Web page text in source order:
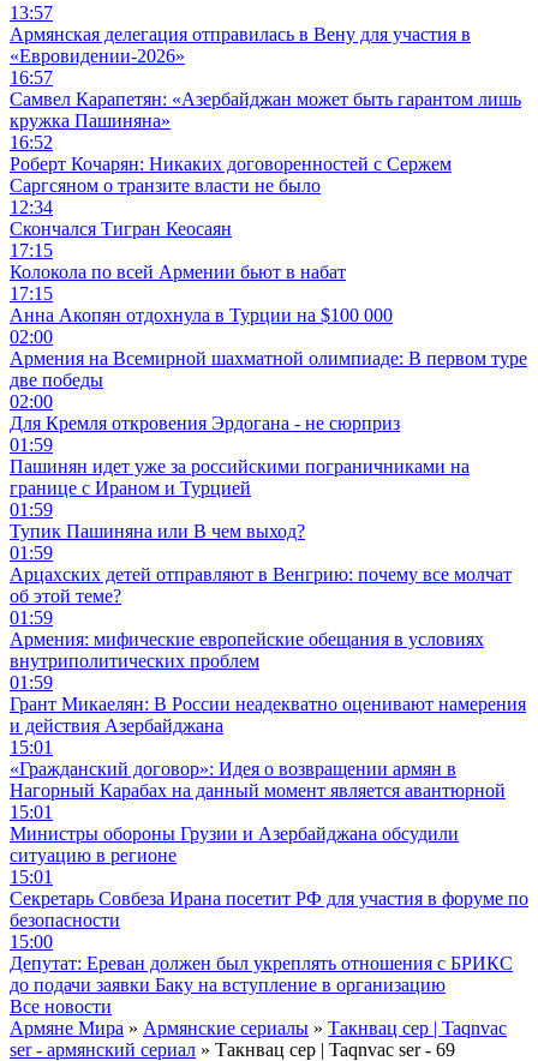
13:57
Армянская делегация отправилась в Вену для участия в
«Евровидении-2026»
16:57
Самвел Карапетян: «Азербайджан может быть гарантом лишь
кружка Пашиняна»
16:52
Роберт Кочарян: Никаких договоренностей с Сержем
Саргсяном о транзите власти не было
12:34
Скончался Тигран Кеосаян
17:15
Колокола по всей Армении бьют в набат
17:15
Анна Акопян отдохнула в Турции на $100 000
02:00
Армения на Всемирной шахматной олимпиаде: В первом туре
две победы
02:00
Для Кремля откровения Эрдогана - не сюрприз
01:59
Пашинян идет уже за российскими пограничниками на
границе с Ираном и Турцией
01:59
Тупик Пашиняна или В чем выход?
01:59
Арцахских детей отправляют в Венгрию: почему все молчат
об этой теме?
01:59
Армения: мифические европейские обещания в условиях
внутриполитических проблем
01:59
Грант Микаелян: В России неадекватно оценивают намерения
и действия Азербайджана
15:01
«Гражданский договор»: Идея о возвращении армян в
Нагорный Карабах на данный момент является авантюрной
15:01
Министры обороны Грузии и Азербайджана обсудили
ситуацию в регионе
15:01
Секретарь Совбеза Ирана посетит РФ для участия в форуме по
безопасности
15:00
Депутат: Ереван должен был укреплять отношения с БРИКС
до подачи заявки Баку на вступление в организацию
Все новости
Армяне Мира » Армянские сериалы » Такнвац сер | Taqnvac
ser - армянский сериал » Такнвац сер | Taqnvac ser - 69